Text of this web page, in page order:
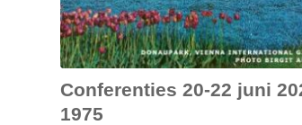
Conferenties 20-22 juni
1975